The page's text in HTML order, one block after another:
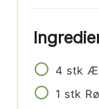
4 stk
1 stk